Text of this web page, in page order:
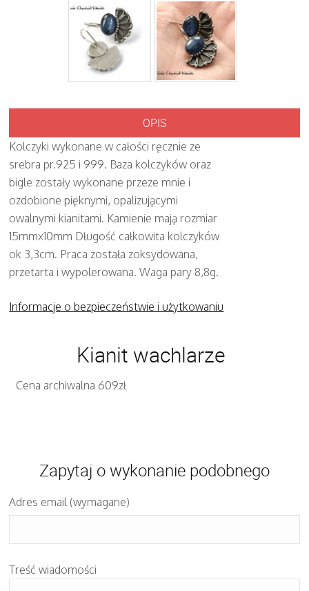
OPIS
Kolczyki wykonane w całości ręcznie ze
srebra pr.925 i 999. Baza kolczyków oraz
bigle zostały wykonane przeze mnie i
ozdobione pięknymi, opalizującymi
owalnymi kianitami. Kamienie mają rozmiar
15mmx10mm Długość całkowita kolczyków
ok 3,3cm. Praca została zoksydowana,
przetarta i wypolerowana. Waga pary 8,8g.
Informacje o bezpieczeństwie i użytkowaniu
Kianit wachlarze
Cena archiwalna 609zł
Zapytaj o wykonanie podobnego
Adres email (wymagane)
Treść wiadomości